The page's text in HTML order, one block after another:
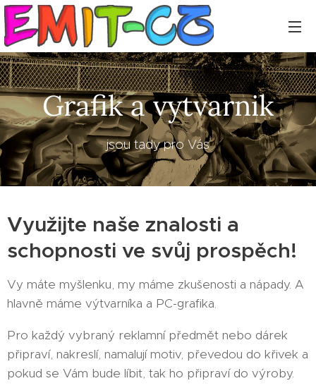
Grafik a vytvarnik
jsou tady pro Vás
Využijte naše znalosti a
schopnosti ve svůj prospěch!
Vy máte myšlenku, my máme zkušenosti a nápady. A
hlavně máme výtvarníka a PC-grafika.
Pro každý vybraný reklamní předmět nebo dárek
připraví, nakreslí, namalují motiv, převedou do křivek a
pokud se Vám bude líbit, tak ho připraví do výroby.